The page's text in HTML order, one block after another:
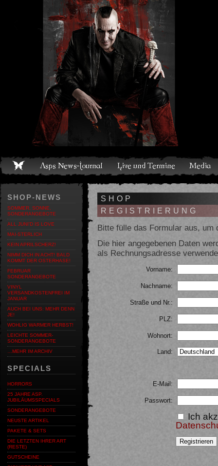
Live und Termine Media Shop Band Discografie
SHOP-NEWS
SOMMER, SONNE,
SONDERANGEBOTE
ALL JUNI'D IS LOVE
MAI-STERLICH
KEIN APRILSCHERZ!
NIMM DICH IN ACHT! BALD
KOMMT DER OSTERHASE!
FEBRUAR
SONDERANGEBOTE
VINYL
VERSANDKOSTENFREI IM
JANUAR
AUCH BEI UNS: MEHR DENN
JE!
WOHLIG WARMER HERBST!
LEICHTE SOMMER-
SONDERANGEBOTE
…MEHR IM ARCHIV
SPECIALS
HORRORS
25 JAHRE ASP.
JUBILÄUMSSPECIALS
SONDERANGEBOTE
NEUSTE ARTIKEL
PAKETE & SETS
DIE LETZTEN IHRER ART
(RESTE)
GUTSCHEINE
SHOP
REGISTRIERUNG
Bitte fülle das Formular aus, um
Die hier angegebenen Daten
als Rechnungsadresse
Vorname:
Nachname:
Straße und Nr.:
PLZ:
Wohnort:
Land:
E-Mail:
Passwort:
Ich
Registrieren